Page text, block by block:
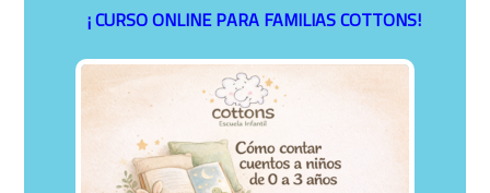
¡ CURSO ONLINE PARA FAMILIAS COTTONS!